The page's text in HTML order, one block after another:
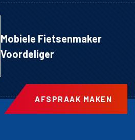
Mobiele Fietsenmaker
Voordeliger
AFSPRAAK MAKEN